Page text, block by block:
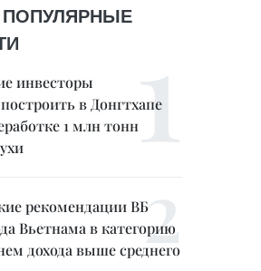
инвесторы
в Донгтхапе
1 млн тонн
рекомендации ВБ
Вьетнама в категорию
дохода выше среднего